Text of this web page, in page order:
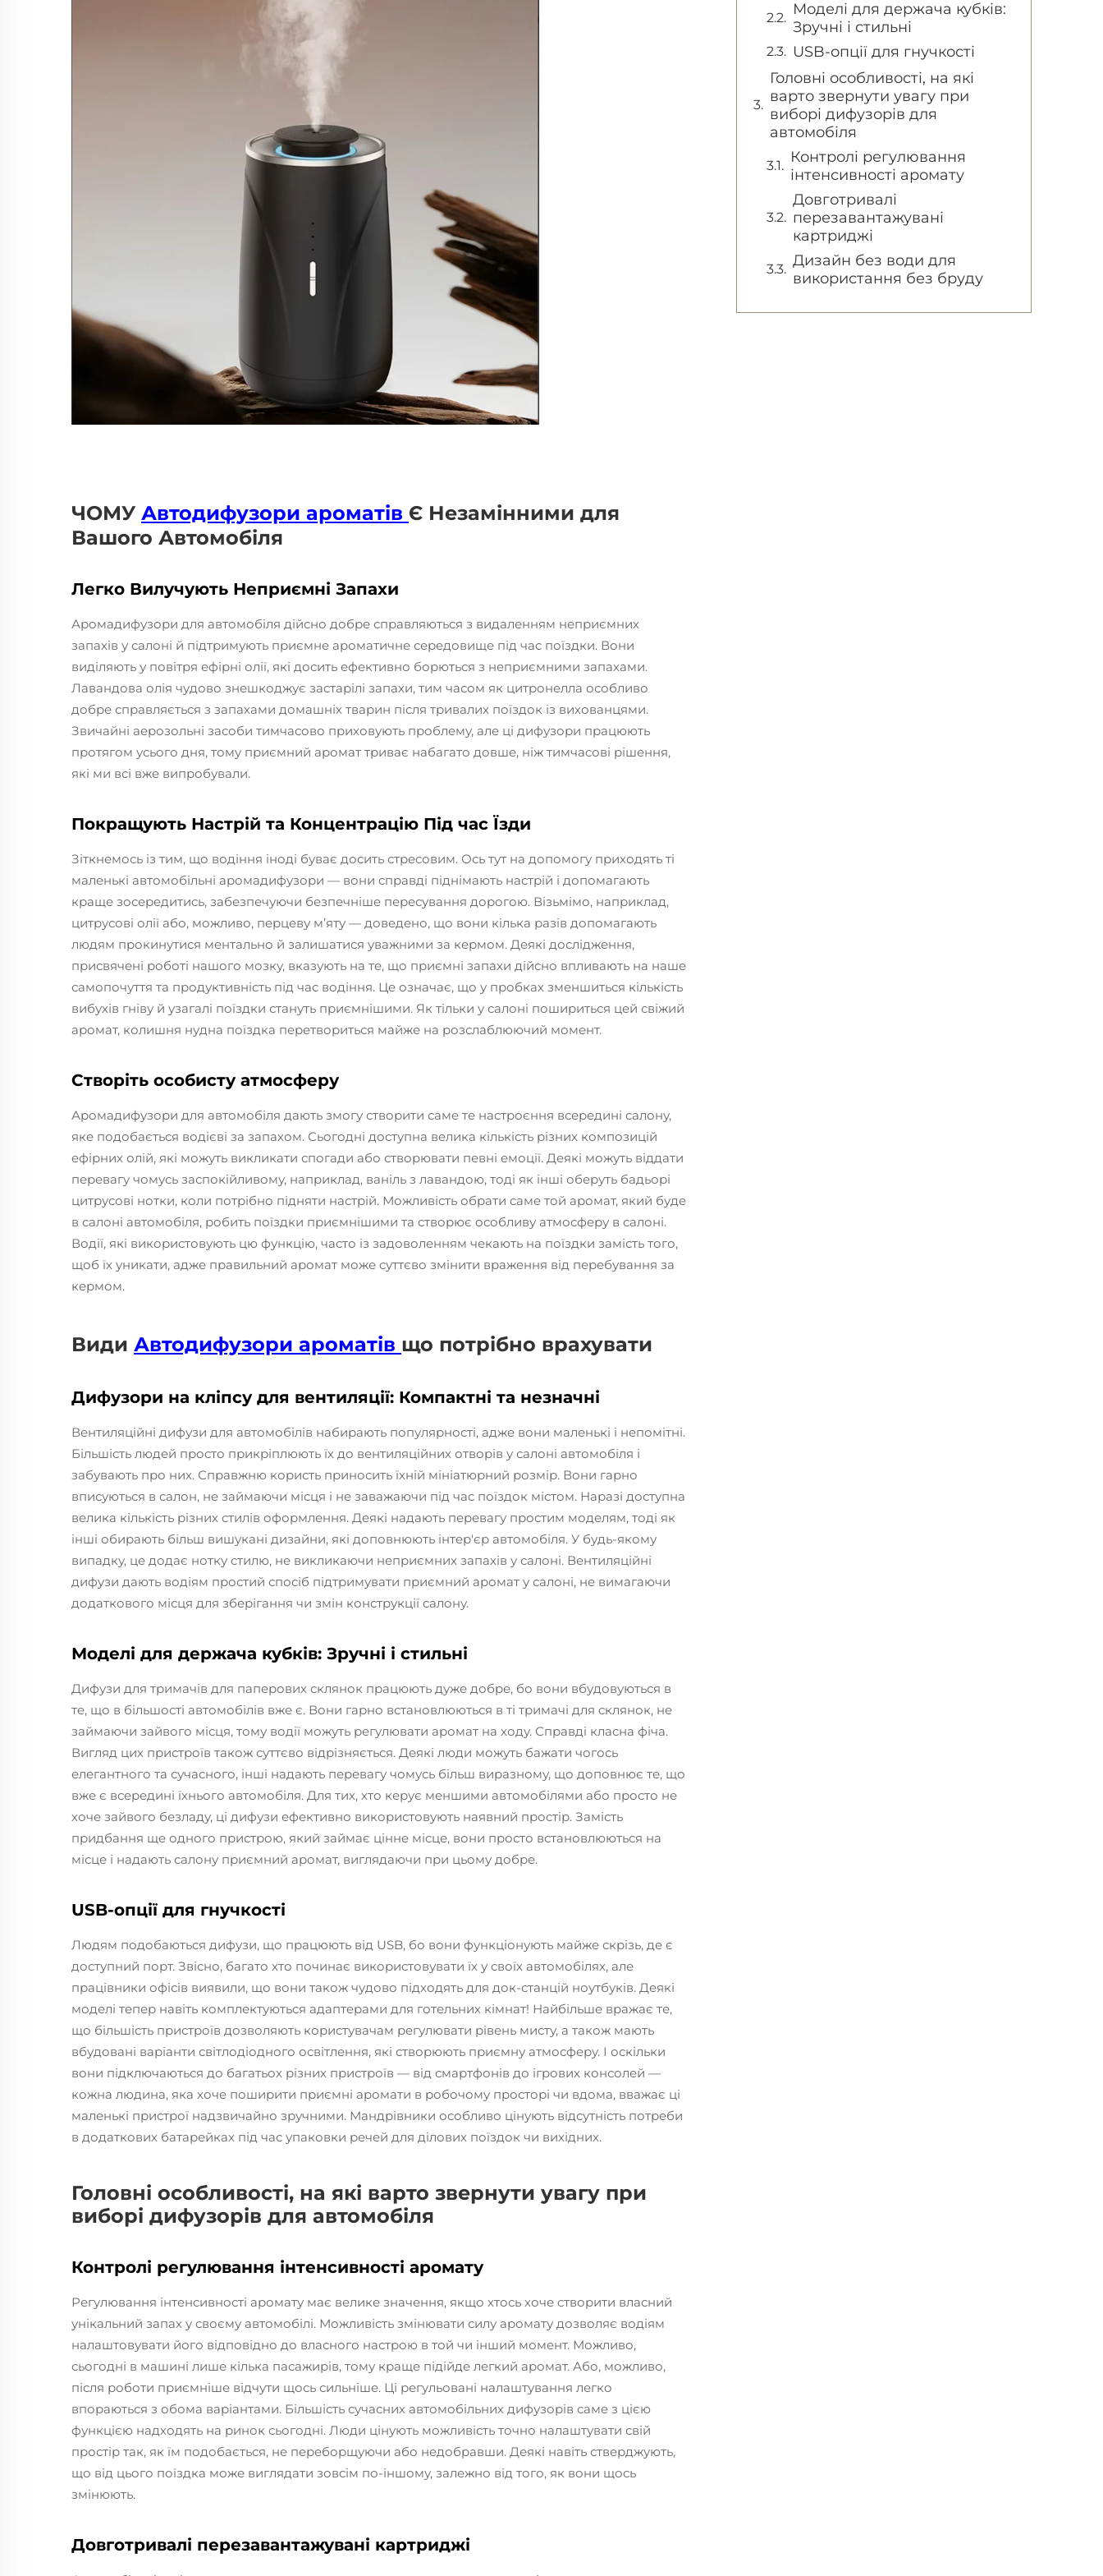
ЧОМУ Автодифузори ароматів Є Незамінними для
Вашого Автомобіля
Легко Вилучують Неприємні Запахи
Аромадифузори для автомобіля дійсно добре справляються з видаленням неприємних
запахів у салоні й підтримують приємне ароматичне середовище під час поїздки. Вони
виділяють у повітря ефірні олії, які досить ефективно борються з неприємними запахами.
Лавандова олія чудово знешкоджує застарілі запахи, тим часом як цитронелла особливо
добре справляється з запахами домашніх тварин після тривалих поїздок із вихованцями.
Звичайні аерозольні засоби тимчасово приховують проблему, але ці дифузори працюють
протягом усього дня, тому приємний аромат триває набагато довше, ніж тимчасові рішення,
які ми всі вже випробували.
Покращують Настрій та Концентрацію Під час Їзди
Зіткнемось із тим, що водіння іноді буває досить стресовим. Ось тут на допомогу приходять ті
маленькі автомобільні аромадифузори — вони справді піднімають настрій і допомагають
краще зосередитись, забезпечуючи безпечніше пересування дорогою. Візьмімо, наприклад,
цитрусові олії або, можливо, перцеву м’яту — доведено, що вони кілька разів допомагають
людям прокинутися ментально й залишатися уважними за кермом. Деякі дослідження,
присвячені роботі нашого мозку, вказують на те, що приємні запахи дійсно впливають на наше
самопочуття та продуктивність під час водіння. Це означає, що у пробках зменшиться кількість
вибухів гніву й узагалі поїздки стануть приємнішими. Як тільки у салоні пошириться цей свіжий
аромат, колишня нудна поїздка перетвориться майже на розслаблюючий момент.
Створіть особисту атмосферу
Аромадифузори для автомобіля дають змогу створити саме те настроєння всередині салону,
яке подобається водієві за запахом. Сьогодні доступна велика кількість різних композицій
ефірних олій, які можуть викликати спогади або створювати певні емоції. Деякі можуть віддати
перевагу чомусь заспокійливому, наприклад, ваніль з лавандою, тоді як інші оберуть бадьорі
цитрусові нотки, коли потрібно підняти настрій. Можливість обрати саме той аромат, який буде
в салоні автомобіля, робить поїздки приємнішими та створює особливу атмосферу в салоні.
Водії, які використовують цю функцію, часто із задоволенням чекають на поїздки замість того,
щоб їх уникати, адже правильний аромат може суттєво змінити враження від перебування за
кермом.
Види Автодифузори ароматів що потрібно врахувати
Дифузори на кліпсу для вентиляції: Компактні та незначні
Вентиляційні дифузи для автомобілів набирають популярності, адже вони маленькі і непомітні.
Більшість людей просто прикріплюють їх до вентиляційних отворів у салоні автомобіля і
забувають про них. Справжню користь приносить їхній мініатюрний розмір. Вони гарно
вписуються в салон, не займаючи місця і не заважаючи під час поїздок містом. Наразі доступна
велика кількість різних стилів оформлення. Деякі надають перевагу простим моделям, тоді як
інші обирають більш вишукані дизайни, які доповнюють інтер'єр автомобіля. У будь-якому
випадку, це додає нотку стилю, не викликаючи неприємних запахів у салоні. Вентиляційні
дифузи дають водіям простий спосіб підтримувати приємний аромат у салоні, не вимагаючи
додаткового місця для зберігання чи змін конструкції салону.
Моделі для держача кубків: Зручні і стильні
Дифузи для тримачів для паперових склянок працюють дуже добре, бо вони вбудовуються в
те, що в більшості автомобілів вже є. Вони гарно встановлюються в ті тримачі для склянок, не
займаючи зайвого місця, тому водії можуть регулювати аромат на ходу. Справді класна фіча.
Вигляд цих пристроїв також суттєво відрізняється. Деякі люди можуть бажати чогось
елегантного та сучасного, інші надають перевагу чомусь більш виразному, що доповнює те, що
вже є всередині їхнього автомобіля. Для тих, хто керує меншими автомобілями або просто не
хоче зайвого безладу, ці дифузи ефективно використовують наявний простір. Замість
придбання ще одного пристрою, який займає цінне місце, вони просто встановлюються на
місце і надають салону приємний аромат, виглядаючи при цьому добре.
USB-опції для гнучкості
Людям подобаються дифузи, що працюють від USB, бо вони функціонують майже скрізь, де є
доступний порт. Звісно, багато хто починає використовувати їх у своїх автомобілях, але
працівники офісів виявили, що вони також чудово підходять для док-станцій ноутбуків. Деякі
моделі тепер навіть комплектуються адаптерами для готельних кімнат! Найбільше вражає те,
що більшість пристроїв дозволяють користувачам регулювати рівень мисту, а також мають
вбудовані варіанти світлодіодного освітлення, які створюють приємну атмосферу. І оскільки
вони підключаються до багатьох різних пристроїв — від смартфонів до ігрових консолей —
кожна людина, яка хоче поширити приємні аромати в робочому просторі чи вдома, вважає ці
маленькі пристрої надзвичайно зручними. Мандрівники особливо цінують відсутність потреби
в додаткових батарейках під час упаковки речей для ділових поїздок чи вихідних.
Головні особливості, на які варто звернути увагу при
виборі дифузорів для автомобіля
Контролі регулювання інтенсивності аромату
Регулювання інтенсивності аромату має велике значення, якщо хтось хоче створити власний
унікальний запах у своєму автомобілі. Можливість змінювати силу аромату дозволяє водіям
налаштовувати його відповідно до власного настрою в той чи інший момент. Можливо,
сьогодні в машині лише кілька пасажирів, тому краще підійде легкий аромат. Або, можливо,
після роботи приємніше відчути щось сильніше. Ці регульовані налаштування легко
впораються з обома варіантами. Більшість сучасних автомобільних дифузорів саме з цією
функцією надходять на ринок сьогодні. Люди цінують можливість точно налаштувати свій
простір так, як їм подобається, не переборщуючи або недобравши. Деякі навіть стверджують,
що від цього поїздка може виглядати зовсім по-іншому, залежно від того, як вони щось
змінюють.
Довготривалі перезавантажувані картриджі
Моделі для держача кубків:
Зручні і стильні
USB-опції для гнучкості
Головні особливості, на які
варто звернути увагу при
виборі дифузорів для
автомобіля
Контролі регулювання
інтенсивності аромату
Довготривалі
перезавантажувані
картриджі
Дизайн без води для
використання без бруду